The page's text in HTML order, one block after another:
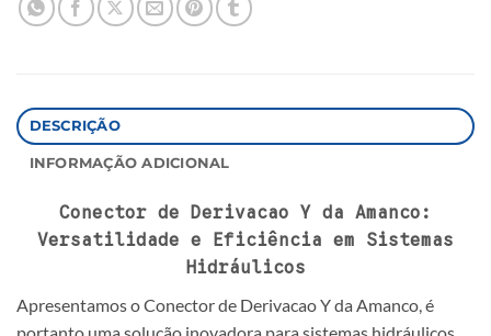
DESCRIÇÃO
INFORMAÇÃO ADICIONAL
Conector de Derivacao Y da Amanco:
Versatilidade e Eficiência em Sistemas
Hidráulicos
Apresentamos o Conector de Derivacao Y da Amanco, é